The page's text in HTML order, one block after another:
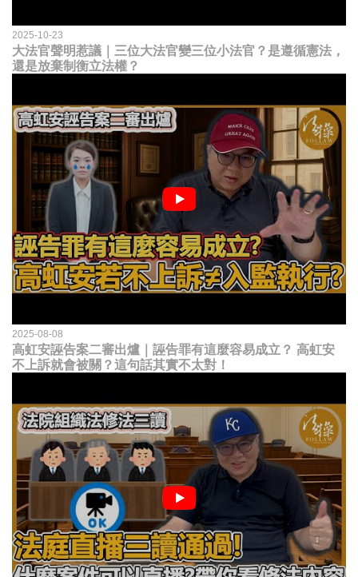
2025-10-23
大法官聲明惹議｜三位大法官變三位小法官？是遵循憲法，
還是放棄制衡立法權？
2025-08-08
高虹安誣告案二審出爐｜誣告罪有這麼容易成立？ 高虹安
不上訴就會被關？這句話其實不太對！